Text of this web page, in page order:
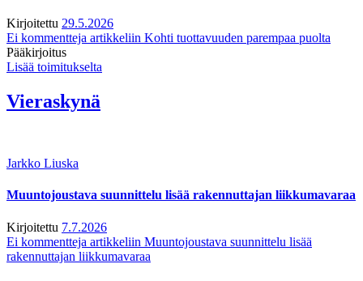
Kirjoitettu 29.5.2026
Ei kommentteja artikkeliin Kohti tuottavuuden parempaa puolta
Pääkirjoitus
Lisää toimitukselta
Vieraskynä
Jarkko Liuska
Muuntojoustava suunnittelu lisää rakennuttajan liikkumavaraa
Kirjoitettu 7.7.2026
Ei kommentteja artikkeliin Muuntojoustava suunnittelu lisää
rakennuttajan liikkumavaraa